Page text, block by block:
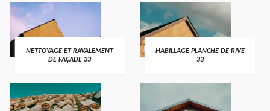
NETTOYAGE ET RAVALEMENT
DE FAÇADE 33
HABILLAGE PLANCHE DE RIVE
33